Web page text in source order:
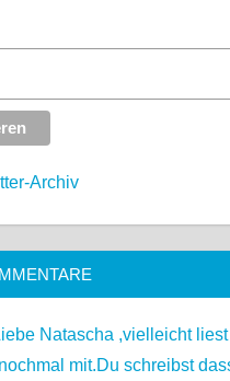
Archiv
Natascha ,vielleicht liest
mit.Du schreibst